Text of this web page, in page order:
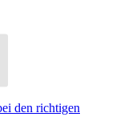
den richtigen